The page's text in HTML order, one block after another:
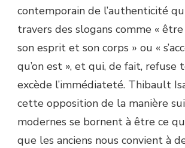
contemporain de l’authenticité
travers des slogans comme «
son esprit et son corps » ou «
qu’on est », et qui, de fait, refuse
excède l’immédiateté. Thibault
cette opposition de la manière
modernes se bornent à être ce
que les anciens nous convient à